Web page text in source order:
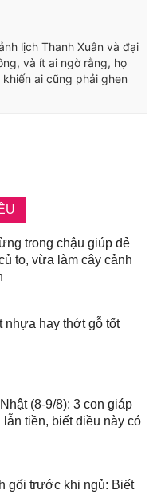
lịch Thanh Xuân và đại
và ít ai ngờ rằng, họ
ai cũng phải ghen
trong chậu giúp đẻ
to, vừa làm cây cảnh
nhựa hay thớt gỗ tốt
(8-9/8): 3 con giáp
tiền, biết điều này có
gối trước khi ngủ: Biết